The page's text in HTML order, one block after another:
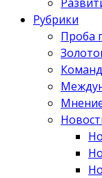
Рубрики
Проба